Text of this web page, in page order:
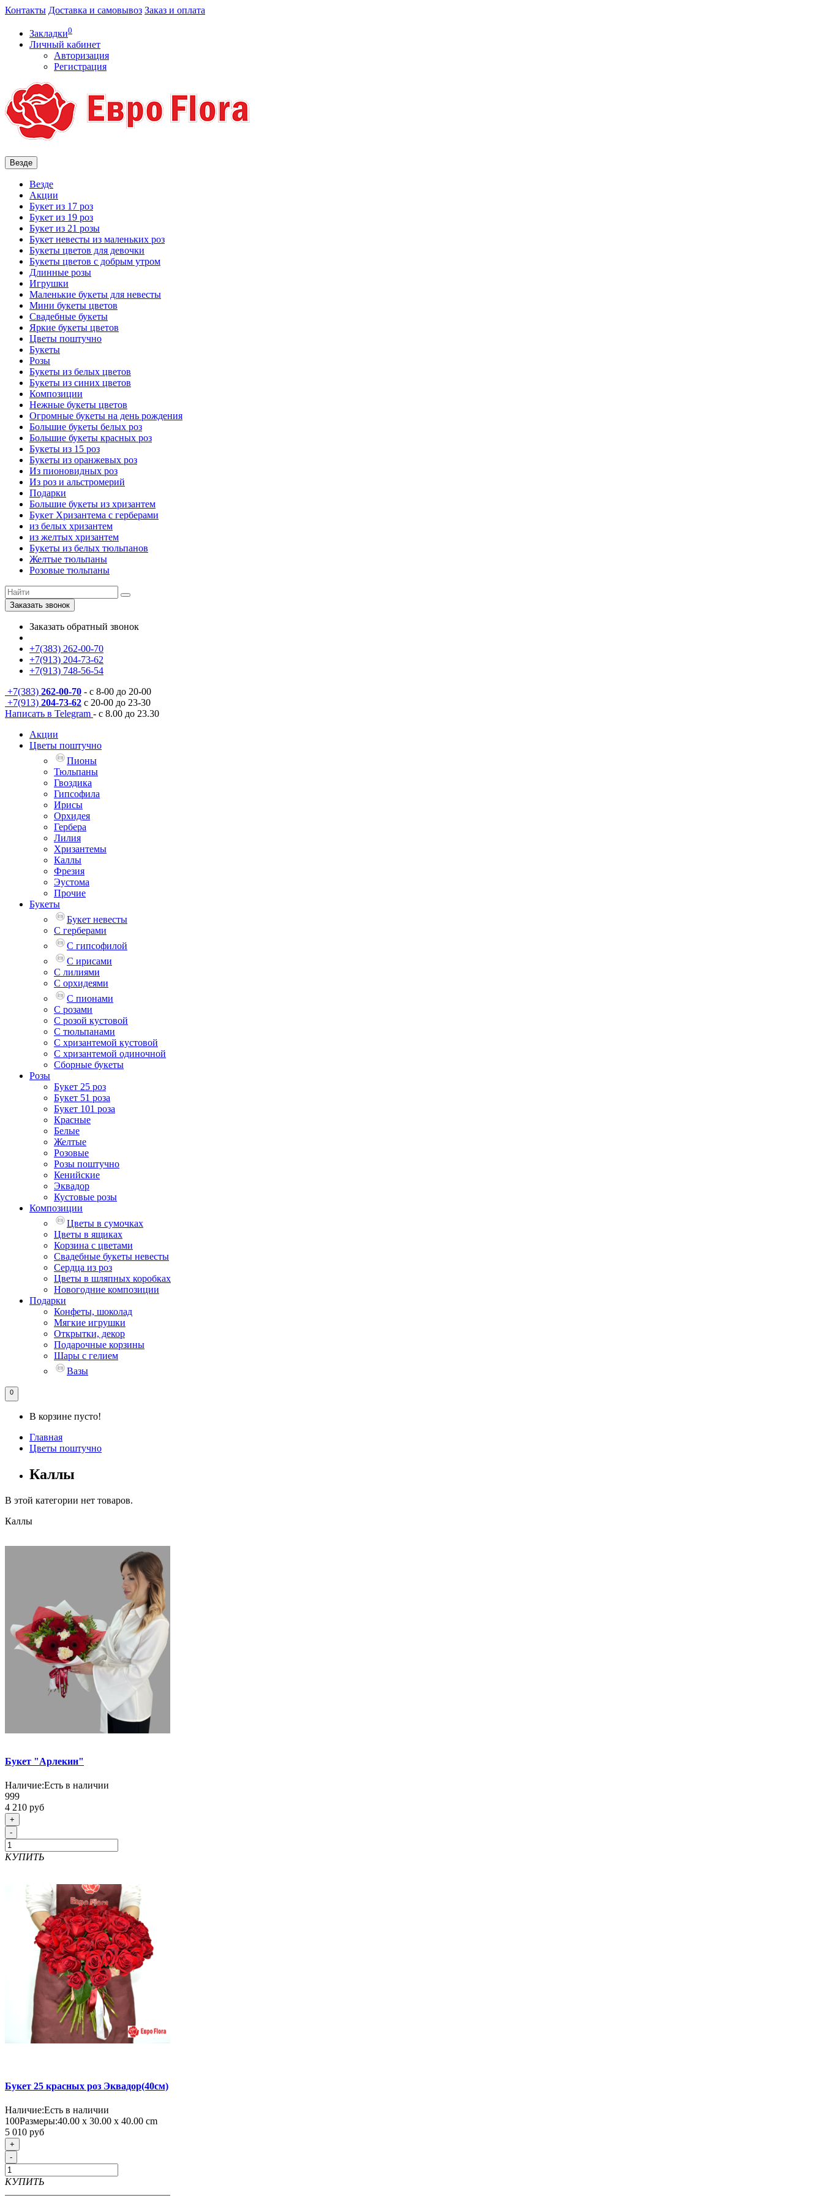
Контакты Доставка и самовывоз Заказ и оплата
Закладки0
Личный кабинет
Авторизация
Регистрация
Везде
Везде
Акции
Букет из 17 роз
Букет из 19 роз
Букет из 21 розы
Букет невесты из маленьких роз
Букеты цветов для девочки
Букеты цветов с добрым утром
Длинные розы
Игрушки
Маленькие букеты для невесты
Мини букеты цветов
Свадебные букеты
Яркие букеты цветов
Цветы поштучно
Букеты
Розы
Букеты из белых цветов
Букеты из синих цветов
Композиции
Нежные букеты цветов
Огромные букеты на день рождения
Большие букеты белых роз
Большие букеты красных роз
Букеты из 15 роз
Букеты из оранжевых роз
Из пионовидных роз
Из роз и альстромерий
Подарки
Большие букеты из хризантем
Букет Хризантема с герберами
из белых хризантем
из желтых хризантем
Букеты из белых тюльпанов
Желтые тюльпаны
Розовые тюльпаны
Заказать звонок
Заказать обратный звонок
+7(383) 262-00-70
+7(913) 204-73-62
+7(913) 748-56-54
+7(383) 262-00-70 - с 8-00 до 20-00
+7(913) 204-73-62 с 20-00 до 23-30
Написать в Telegram - с 8.00 до 23.30
Акции
Цветы поштучно
Пионы
Тюльпаны
Гвоздика
Гипсофила
Ирисы
Орхидея
Гербера
Лилия
Хризантемы
Каллы
Фрезия
Эустома
Прочие
Букеты
Букет невесты
С герберами
С гипсофилой
С ирисами
С лилиями
С орхидеями
С пионами
С розами
С розой кустовой
С тюльпанами
С хризантемой кустовой
С хризантемой одиночной
Сборные букеты
Розы
Букет 25 роз
Букет 51 роза
Букет 101 роза
Красные
Белые
Желтые
Розовые
Розы поштучно
Кенийские
Эквадор
Кустовые розы
Композиции
Цветы в сумочках
Цветы в ящиках
Корзина с цветами
Свадебные букеты невесты
Сердца из роз
Цветы в шляпных коробках
Новогодние композиции
Подарки
Конфеты, шоколад
Мягкие игрушки
Открытки, декор
Подарочные корзины
Шары с гелием
Вазы
0
В корзине пусто!
Главная
Цветы поштучно
Каллы
В этой категории нет товаров.
Каллы
Букет "Арлекин"
Наличие:Есть в наличии
999
4 210 руб
+
-
КУПИТЬ
Букет 25 красных роз Эквадор(40см)
Наличие:Есть в наличии
100Размеры:40.00 х 30.00 х 40.00 cm
5 010 руб
+
-
КУПИТЬ